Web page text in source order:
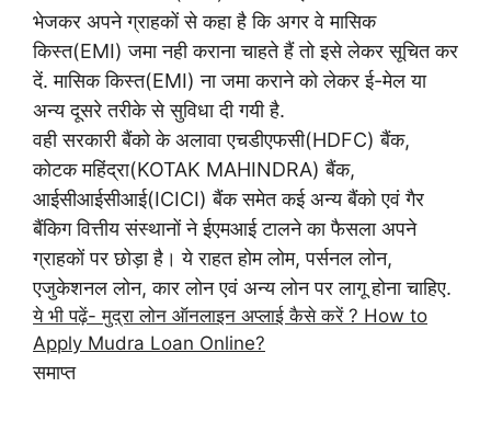
भेजकर अपने ग्राहकों से कहा है कि अगर वे मासिक
किस्त(EMI) जमा नही कराना चाहते हैं तो इसे लेकर सूचित कर
दें.मासिक किस्त(EMI) ना जमा कराने को लेकर ई-मेल या
अन्य दूसरे तरीके से सुविधा दी गयी है.
वही सरकारी बैंको के अलावा एचडीएफसी(HDFC) बैंक,
कोटक महिंद्रा(KOTAK MAHINDRA) बैंक,
आईसीआईसीआई(ICICI) बैंक समेत कई अन्य बैंको एवं गैर
बैंकिग वित्तीय संस्थानों ने ईएमआई टालने का फैसला अपने
ग्राहकों पर छोड़ा है। ये राहत होम लोम, पर्सनल लोन,
एजुकेशनल लोन, कार लोन एवं अन्य लोन पर लागू होना चाहिए.
ये भी पढ़ें- मुद्रा लोन ऑनलाइन अप्लाई कैसे करें ? How to
Apply Mudra Loan Online?
समाप्त